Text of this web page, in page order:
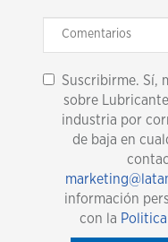
Suscribirme. Sí,
sobre
industria por
de baja en
información
con la